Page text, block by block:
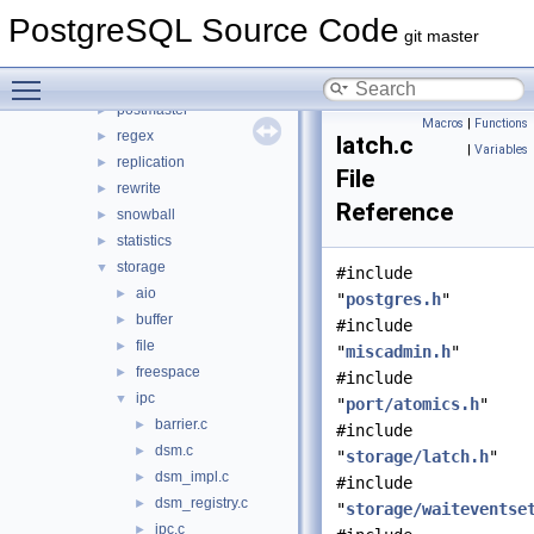
PostgreSQL Source Code git master
► parser
► postmaster
► regex
► replication
► rewrite
► snowball
► statistics
▼ storage
► aio
► buffer
► file
► freespace
▼ ipc
► barrier.c
► dsm.c
► dsm_impl.c
► dsm_registry.c
► ipc.c
Macros | Functions
| Variables
latch.c
File
Reference
#include
"postgres.h"
#include
"miscadmin.h"
#include
"port/atomics.h"
#include
"storage/latch.h"
#include
"storage/